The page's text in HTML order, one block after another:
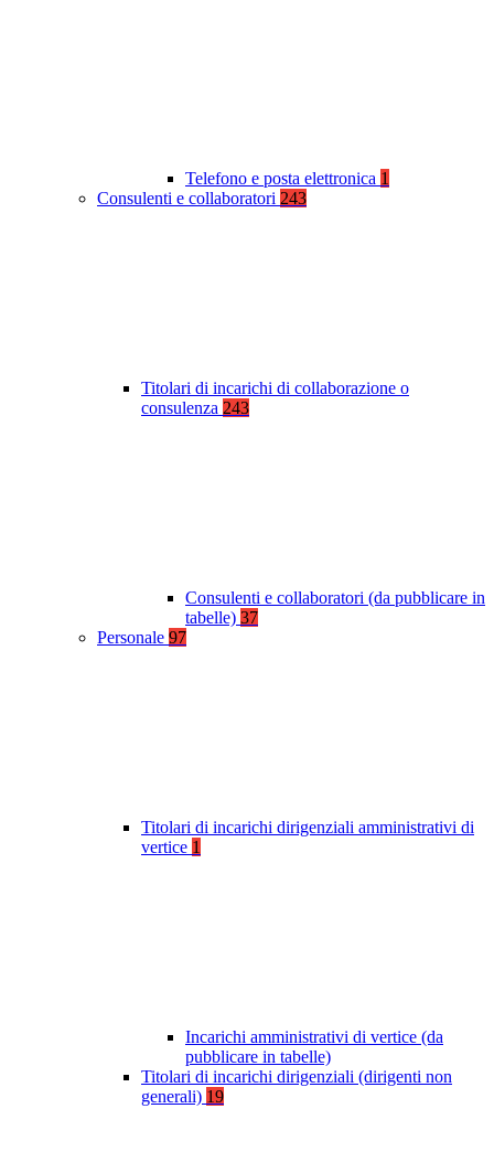
Telefono e posta elettronica 1
Consulenti e collaboratori 243
Titolari di incarichi di collaborazione o
consulenza 243
Consulenti e collaboratori (da pubblicare in
tabelle) 37
Personale 97
Titolari di incarichi dirigenziali amministrativi di
vertice 1
Incarichi amministrativi di vertice (da
pubblicare in tabelle)
Titolari di incarichi dirigenziali (dirigenti non
generali) 19